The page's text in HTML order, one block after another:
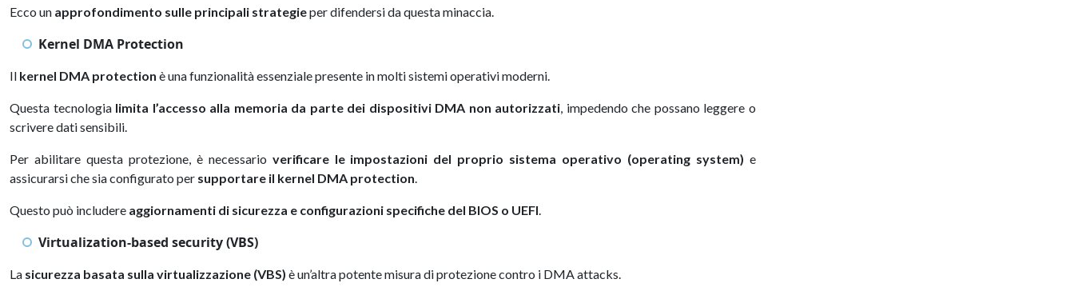
Ecco un approfondimento sulle principali strategieper difendersi da questa minaccia.
Kernel DMA Protection
Il kernel DMA protection è una funzionalità essenziale presente in molti sistemi operativi moderni.
Questa tecnologia limita l’accesso alla memoria da parte dei dispositivi DMA non autorizzati , impedendo che possano leggere o
scrivere dati sensibili.
Per abilitare questa protezione, è necessario verificare le impostazioni del proprio sistema operativo (operating system) e
assicurarsi che sia configurato per supportare il kernel DMA protection
Questo può includere aggiornamenti di sicurezza e configurazioni specifiche del BIOS o UEFI
Virtualization-based security (VBS)
La sicurezza basata sulla virtualizzazione (VBS) è un’altra potente misura di protezione contro i DMA attacks.